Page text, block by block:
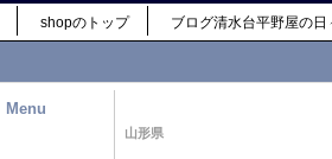
shopのトップ ブログ清水台平野屋の日
Menu
山形県